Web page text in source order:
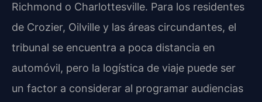
Richmond o Charlottesville. Para los residentes
de Crozier, Oilville y las áreas circundantes, el
tribunal se encuentra a poca distancia en
automóvil, pero la logística de viaje puede ser
un factor a considerar al programar audiencias